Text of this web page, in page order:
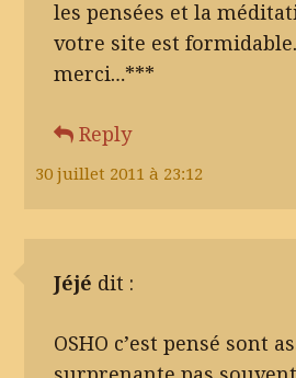
30 juillet 2011 à 23:12
les pensées et la
votre site est
merci…***
Reply
Jéjé dit :
OSHO c’est pensé sont